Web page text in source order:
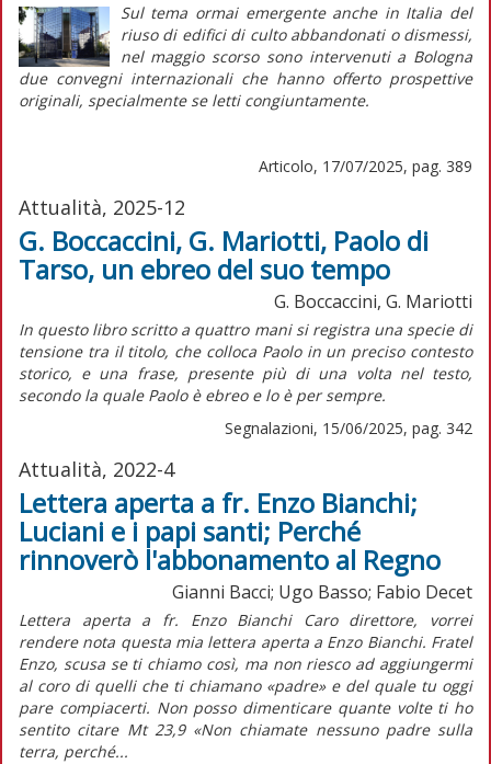
Sul tema ormai emergente anche in Italia del
riuso di edifici di culto abbandonati o dismessi,
nel maggio scorso sono intervenuti a Bologna
due convegni internazionali che hanno offerto prospettive
originali, specialmente se letti congiuntamente.
Articolo, 17/07/2025, pag. 389
Attualità, 2025-12
G. Boccaccini, G. Mariotti, Paolo di
Tarso, un ebreo del suo tempo
G. Boccaccini, G. Mariotti
In questo libro scritto a quattro mani si registra una specie di
tensione tra il titolo, che colloca Paolo in un preciso contesto
storico, e una frase, presente più di una volta nel testo,
secondo la quale Paolo è ebreo e lo è per sempre.
Segnalazioni, 15/06/2025, pag. 342
Attualità, 2022-4
Lettera aperta a fr. Enzo Bianchi;
Luciani e i papi santi; Perché
rinnoverò l'abbonamento al Regno
Gianni Bacci; Ugo Basso; Fabio Decet
Lettera aperta a fr. Enzo Bianchi Caro direttore, vorrei
rendere nota questa mia lettera aperta a Enzo Bianchi. Fratel
Enzo, scusa se ti chiamo così, ma non riesco ad aggiungermi
al coro di quelli che ti chiamano «padre» e del quale tu oggi
pare compiacerti. Non posso dimenticare quante volte ti ho
sentito citare Mt 23,9 «Non chiamate nessuno padre sulla
terra, perché...